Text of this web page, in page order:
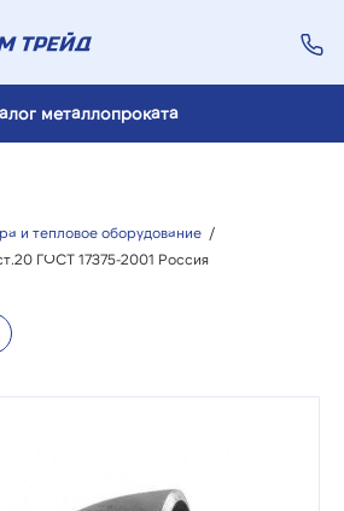
металлопроката
и тепловое оборудование /
ГОСТ 17375-2001 Россия